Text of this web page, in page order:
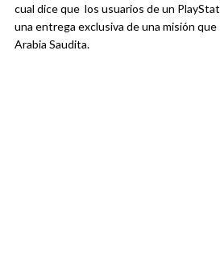
cual dice que los usuarios de un
una entrega exclusiva de una misión
Arabia Saudita.